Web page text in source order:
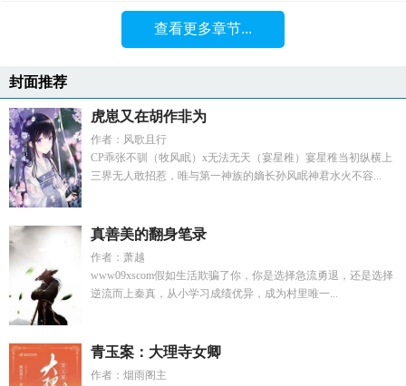
查看更多章节...
封面推荐
虎崽又在胡作非为
作者：风歌且行
CP乖张不驯（牧风眠）x无法无天（宴星稚）宴星稚当初纵横上
三界无人敢招惹，唯与第一神族的嫡长孙风眠神君水火不容...
真善美的翻身笔录
作者：萧越
www09xscom假如生活欺骗了你，你是选择急流勇退，还是选择
逆流而上秦真，从小学习成绩优异，成为村里唯一...
青玉案：大理寺女卿
作者：烟雨阁主